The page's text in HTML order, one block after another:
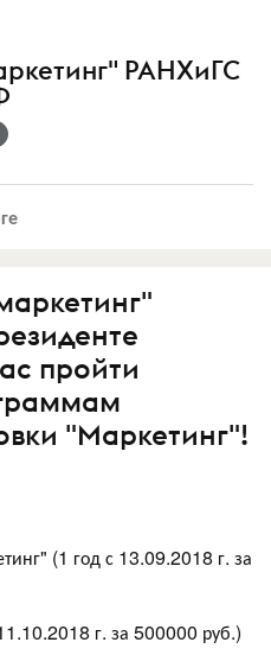
РАНХиГС
пройти
"Маркетинг"!
(1 год с 13.09.2018 г. за
г. за 500000 руб.)